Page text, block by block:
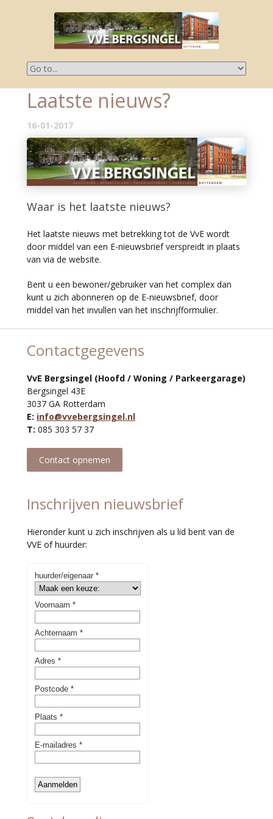
Laatste nieuws?
16-01-2017
Waar is het laatste nieuws?
Het laatste nieuws met betrekking tot de VvE wordt
door middel van een E-nieuwsbrief verspreidt in plaats
van via de website.
Bent u een bewoner/gebruiker van het complex dan
kunt u zich abonneren op de E-nieuwsbrief, door
middel van het invullen van het inschrijfformulier.
Contactgegevens
VvE Bergsingel (Hoofd / Woning / Parkeergarage)
Bergsingel 43E
3037 GA Rotterdam
E: info@vvebergsingel.nl
T: 085 303 57 37
Contact opnemen
Inschrijven nieuwsbrief
Hieronder kunt u zich inschrijven als u lid bent van de
VVE of huurder: